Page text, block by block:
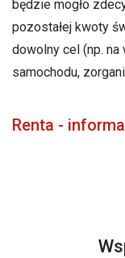
będzie mogło
pozostałej kwoty
dowolny cel (np.
samochodu,
Renta -